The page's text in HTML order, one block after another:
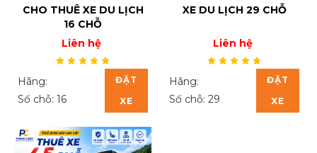
CHO THUÊ XE DU LỊCH
16 CHỖ
Liên hệ
Hãng:
Số chỗ: 16
ĐẶT
XE
XE DU LỊCH 29 CHỖ
Liên hệ
Hãng:
Số chỗ: 29
ĐẶT
XE